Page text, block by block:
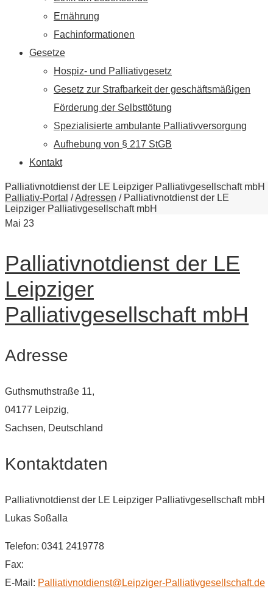
Ernährung
Fachinformationen
Gesetze
Hospiz- und Palliativgesetz
Gesetz zur Strafbarkeit der geschäftsmäßigen
Förderung der Selbsttötung
Spezialisierte ambulante Palliativversorgung
Aufhebung von § 217 StGB
Kontakt
Palliativnotdienst der LE Leipziger Palliativgesellschaft mbH
Palliativ-Portal /Adressen / Palliativnotdienst der LE
Leipziger Palliativgesellschaft mbH
Mai 23
Palliativnotdienst der LE
Leipziger
Palliativgesellschaft mbH
Adresse
Guthsmuthstraße 11,
04177 Leipzig,
Sachsen, Deutschland
Kontaktdaten
Palliativnotdienst der LE Leipziger Palliativgesellschaft mbH
Lukas Soßalla
Telefon: 0341 2419778
Fax:
E-Mail: Palliativnotdienst@Leipziger-Palliativgesellschaft.de